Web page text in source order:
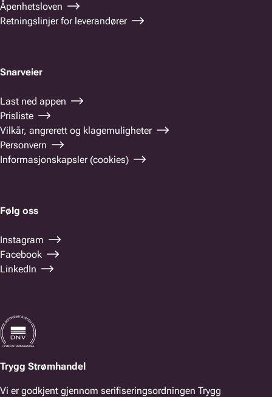
Åpenhetsloven
Retningslinjer for leverandører
Snarveier
Last ned appen
Prisliste
Vilkår, angrerett og klagemuligheter
Personvern
Informasjonskapsler (cookies)
Følg oss
Instagram
Facebook
LinkedIn
Trygg Strømhandel
Vi er godkjent gjennom serifiseringsordningen Trygg